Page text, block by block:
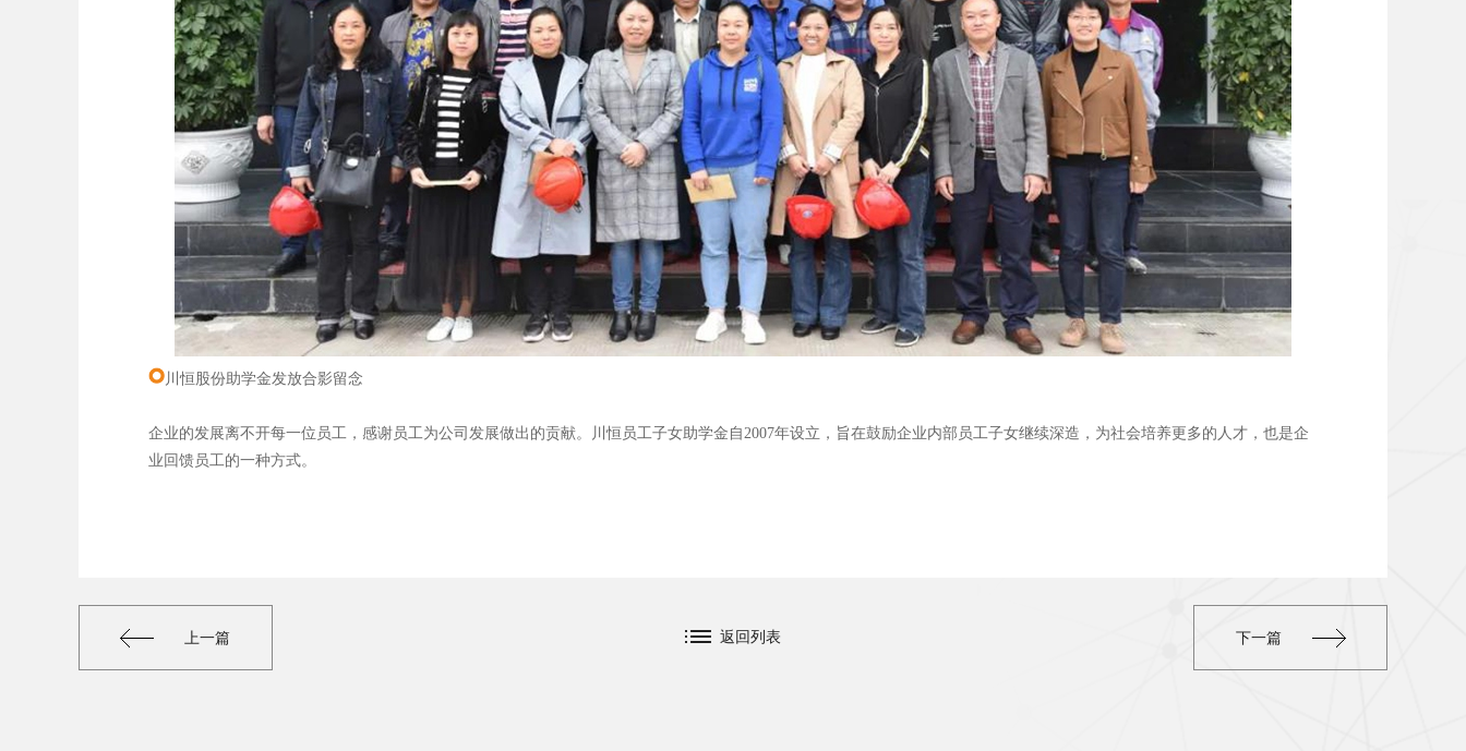
川恒股份助学金发放合影留念
企业的发展离不开每一位员工，感谢员工为公司发展做出的贡献。川恒员工子女助学金自2007年设立，旨在鼓励企业内部员工子女继续深造，为社会培养更多的人才，也是企
业回馈员工的一种方式。
上一篇 下一篇
返回列表